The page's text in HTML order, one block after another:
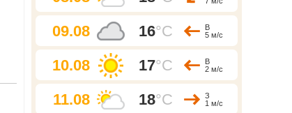
09.08 16°C
В
5 м/с
10.08 17°C
В
2 м/с
11.08 18°C
З
1 м/с